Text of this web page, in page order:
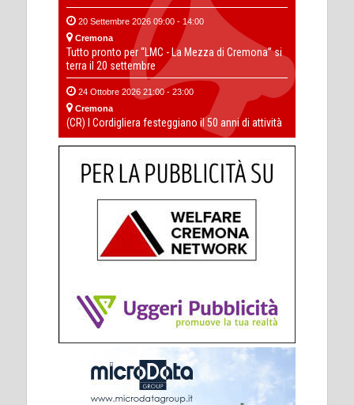
20 Settembre 2026 09:00 - 14:00
Cremona
Tutto pronto per “LMC - La Mezza di Cremona” si
terra il 20 settembre
24 Ottobre 2026 21:00 - 23:00
Cremona
(CR) I Cordigliera festeggiano il 50 anni di attività